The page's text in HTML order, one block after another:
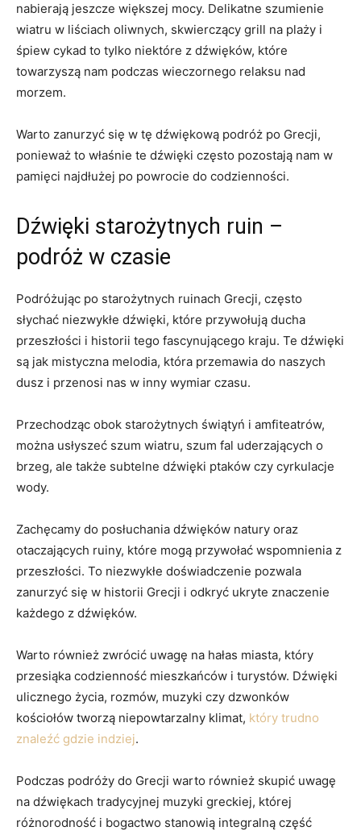
nabierają jeszcze większej mocy. Delikatne szumienie
wiatru w liściach oliwnych, skwierczący⁤ grill na plaży i
śpiew cykad to tylko niektóre z ⁣dźwięków, które
towarzyszą nam‍ podczas wieczornego ⁣relaksu nad
morzem.
Warto ⁤zanurzyć się w tę dźwiękową podróż po Grecji,
ponieważ to właśnie te dźwięki⁢ często pozostają nam w
pamięci najdłużej po powrocie do codzienności.
Dźwięki starożytnych ruin –
podróż w czasie
Podróżując‌ po starożytnych ruinach Grecji, często
słychać niezwykłe dźwięki, które przywołują ducha
przeszłości i ⁤historii tego fascynującego kraju. Te dźwięki
są jak ⁤mistyczna melodia, która przemawia do naszych
dusz i przenosi nas w inny wymiar czasu.
Przechodząc obok starożytnych świątyń i amfiteatrów,
można usłyszeć szum wiatru, szum​ fal uderzających‍ o
brzeg, ale także subtelne dźwięki ptaków czy cyrkulacje
wody.
Zachęcamy do posłuchania dźwięków natury oraz
otaczających ruiny, które mogą przywołać wspomnienia z
przeszłości. To niezwykłe doświadczenie pozwala
zanurzyć się w historii Grecji i odkryć ukryte znaczenie
każdego z dźwięków.
Warto⁢ również zwrócić uwagę⁣ na hałas miasta, który
przesiąka codzienność mieszkańców i turystów. Dźwięki
ulicznego życia, rozmów, muzyki czy dzwonków
kościołów tworzą niepowtarzalny klimat, który trudno
znaleźć gdzie indziej.
Podczas podróży do Grecji warto również skupić uwagę
na dźwiękach tradycyjnej muzyki greckiej, której
różnorodność i bogactwo stanowią integralną część